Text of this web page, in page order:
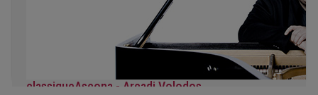
classiqueAscona - Arcadi Volodos